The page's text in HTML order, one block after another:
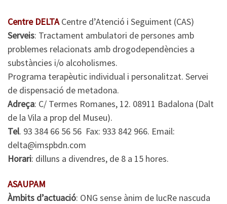
Centre DELTACentre d’Atenció i Seguiment (CAS)
Serveis: Tractament ambulatori de persones amb
problemes relacionats amb drogodependències a
substàncies i/o alcoholismes.
Programa terapèutic individual i personalitzat. Servei
de dispensació de metadona.
Adreça: C/ Termes Romanes, 12. 08911 Badalona (Dalt
de la Vila a prop del Museu).
Tel. 93 384 66 56 56 Fax: 933 842 966. Email:
delta@imspbdn.com
Horari: dilluns a divendres, de 8 a 15 hores.
ASAUPAM
Àmbits d’actuació: ONG sense ànim de lucRe nascuda